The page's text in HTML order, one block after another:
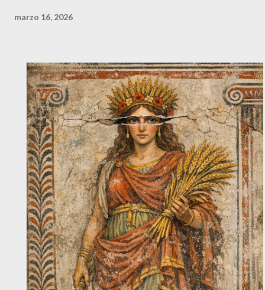
marzo 16, 2026